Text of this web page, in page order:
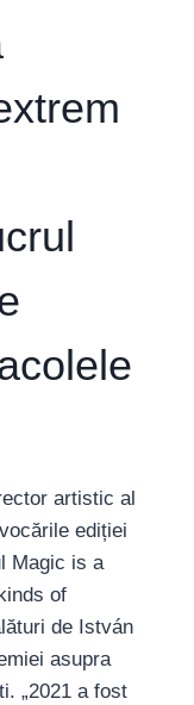
artistic al
ediției
Magic is a
of
de István
asupra
„2021 a fost